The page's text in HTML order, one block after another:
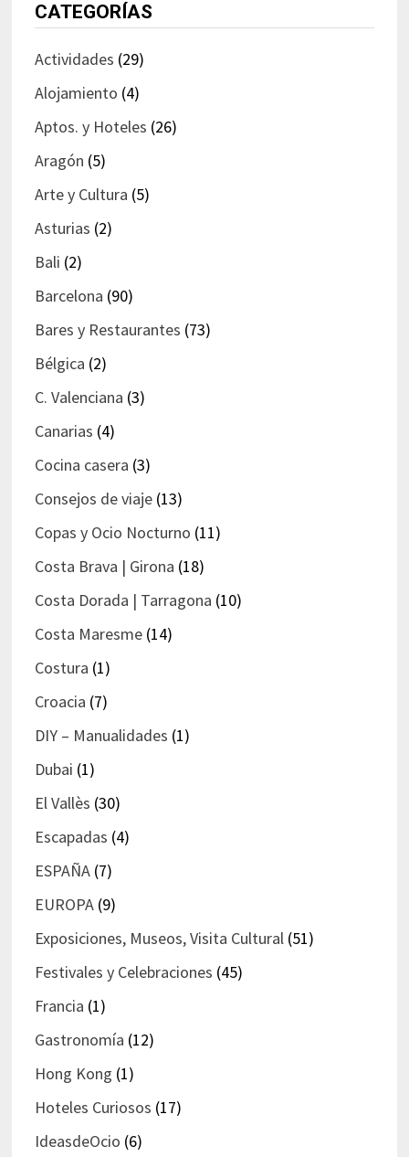
CATEGORÍAS
Actividades (29)
Alojamiento (4)
Aptos. y Hoteles (26)
Aragón (5)
Arte y Cultura (5)
Asturias (2)
Bali (2)
Barcelona (90)
Bares y Restaurantes (73)
Bélgica (2)
C. Valenciana (3)
Canarias (4)
Cocina casera (3)
Consejos de viaje(13)
Copas y Ocio Nocturno (11)
Costa Brava | Girona (18)
Costa Dorada | Tarragona (10)
Costa Maresme(14)
Costura (1)
Croacia (7)
DIY – Manualidades (1)
Dubai (1)
El Vallès (30)
Escapadas (4)
ESPAÑA(7)
EUROPA(9)
Exposiciones, Museos, Visita Cultural(51)
Festivales y Celebraciones (45)
Francia (1)
Gastronomía (12)
Hong Kong (1)
Hoteles Curiosos (17)
IdeasdeOcio (6)